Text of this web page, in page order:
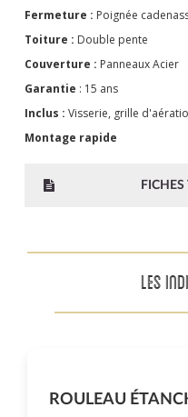
Fermeture : Poignée
Toiture : Double pente
Couverture : Panneaux Acier
Garantie : 15 ans
Inclus : Visserie, grille
Montage rapide
LES
ROULEAU